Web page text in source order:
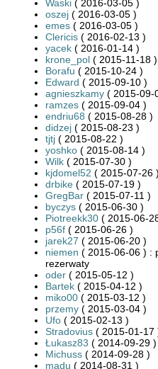
Waski ( 2016-03-05 )
oszej ( 2016-03-05 )
emes ( 2016-03-05 )
Clericis ( 2016-02-13 )
yacek ( 2016-01-14 )
krone_pol ( 2015-11-18 )
Borafu ( 2015-10-24 )
Edward ( 2015-09-10 )
agnieszkamy ( 2015-09-
ramzes ( 2015-09-04 )
endriu68 ( 2015-08-28 )
didzej ( 2015-08-23 )
tjtj ( 2015-08-22 )
yoshko ( 2015-08-14 )
Wilk ( 2015-07-30 )
kjdomel52 ( 2015-07-26 )
drbike ( 2015-07-19 )
GregBar ( 2015-07-11 )
byczys ( 2015-06-30 )
Piotreekk30 ( 2015-06-
p56f ( 2015-06-26 )
jarek27 ( 2015-06-20 )
niemen ( 2015-06-06 ) :
rezerwaty
oder ( 2015-05-12 )
Bartek ( 2015-04-12 )
miko00 ( 2015-03-12 )
przemy ( 2015-03-04 )
Ufo ( 2015-02-13 )
Stradovius ( 2015-01-17
Łukasz83 ( 2014-09-29 )
Michuss ( 2014-09-28 )
madu ( 2014-08-31 )